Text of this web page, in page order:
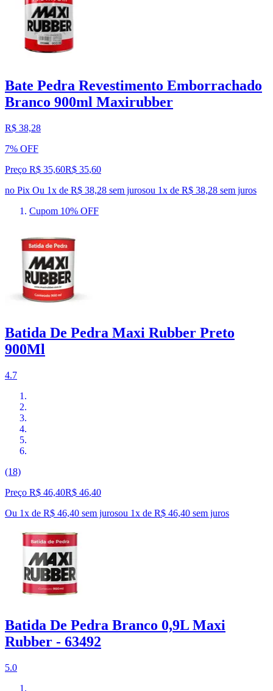
Bate Pedra Revestimento Emborrachado
Branco 900ml Maxirubber
R$ 38,28
7% OFF
Preço R$ 35,60R$ 35,60
no Pix Ou 1x de R$ 38,28 sem jurosou 1x de R$ 38,28 sem juros
Cupom 10% OFF
Batida De Pedra Maxi Rubber Preto
900Ml
4.7
(18)
Preço R$ 46,40R$ 46,40
Ou 1x de R$ 46,40 sem jurosou 1x de R$ 46,40 sem juros
Batida De Pedra Branco 0,9L Maxi
Rubber - 63492
5.0